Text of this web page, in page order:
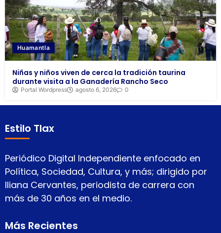
Huamantla
Niñas y niños viven de cerca la tradición taurina
durante visita a la Ganadería Rancho Seco
Portal Wordpress agosto 6, 2026 0
Estilo Tlax
Periódico Digital Independiente enfocado en
Política, Sociedad, Cultura, y más; dirigido por
Iliana Cervantes, periodista de carrera con
más de 30 años en el medio.
Más Recientes